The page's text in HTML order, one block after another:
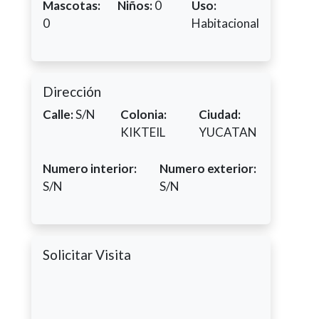
Mascotas:
0
Niños:0
Uso:
Habitacional
Dirección
Calle:S/N
Colonia:
KIKTEIL
Ciudad:
YUCATAN
Numero interior:
S/N
Numero exterior:
S/N
Solicitar Visita